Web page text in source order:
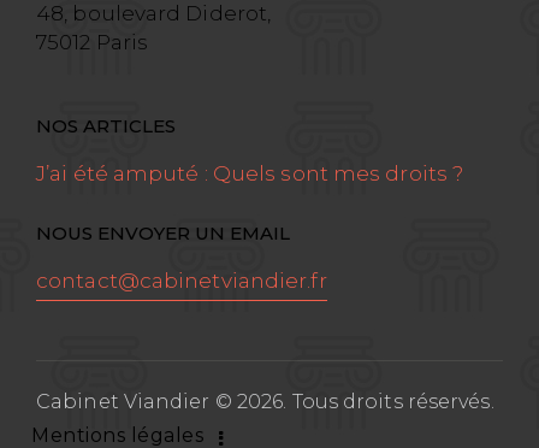
48, boulevard Diderot,
75012 Paris
NOS ARTICLES
J’ai été amputé : Quels sont mes droits ?
NOUS ENVOYER UN EMAIL
contact@cabinetviandier.fr
Mentions légales
Cabinet Viandier © 2026. Tous droits réservés.